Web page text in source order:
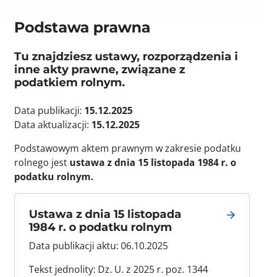
Podstawa prawna
Tu znajdziesz ustawy, rozporządzenia i
inne akty prawne, związane z
podatkiem rolnym.
Data publikacji: 15.12.2025
Data aktualizacji: 15.12.2025
Podstawowym aktem prawnym w zakresie podatku
rolnego jest ustawa z dnia 15 listopada 1984 r. o
podatku rolnym.
Ustawa z dnia 15 listopada
1984 r. o podatku rolnym
Data publikacji aktu: 06.10.2025
Tekst jednolity: Dz. U. z 2025 r. poz. 1344